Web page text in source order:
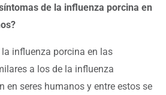
de la influenza porcina en
influenza porcina en las
a los de la influenza
en seres humanos y entre estos se